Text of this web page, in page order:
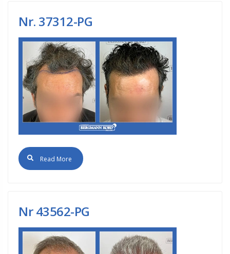
Νr. 37312-PG
Read More
Νr 43562-PG